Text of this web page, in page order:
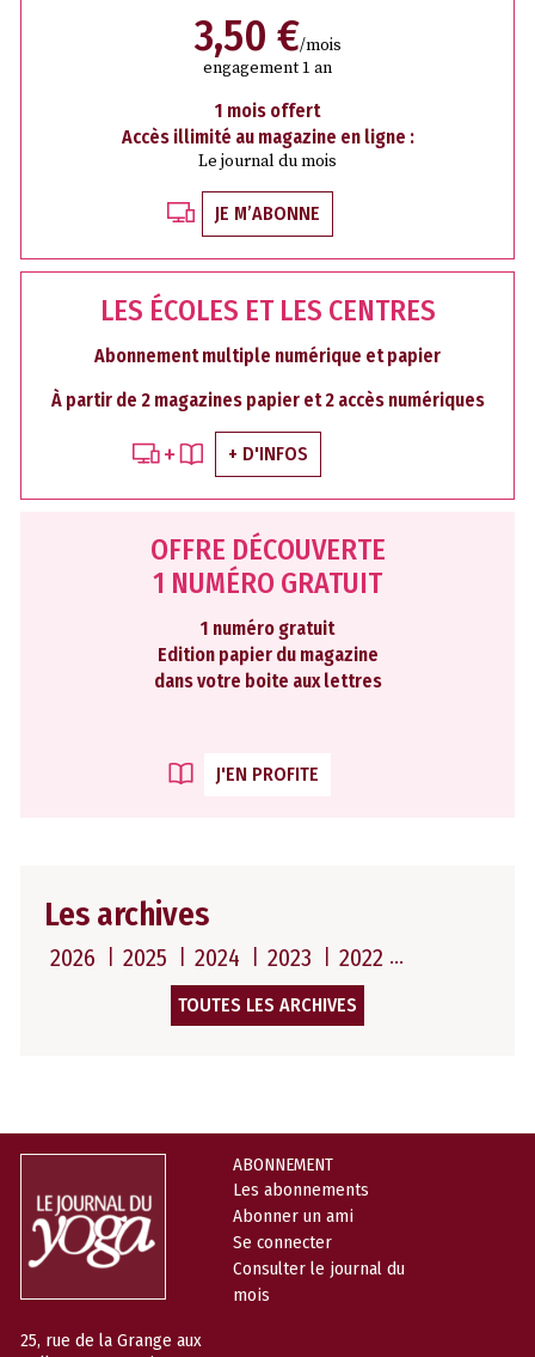
3,50 €/mois
engagement 1 an
1 mois offert
Accès illimité au magazine en ligne :
Le journal du mois
JE M’ABONNE
LES ÉCOLES ET LES CENTRES
Abonnement multiple numérique et papier
À partir de 2 magazines papier et 2 accès numériques
+ D'INFOS
OFFRE DÉCOUVERTE
1 NUMÉRO GRATUIT
1 numéro gratuit
Edition papier du magazine
dans votre boite aux lettres
J'EN PROFITE
Les archives
2026 2025 2024 2023 2022
TOUTES LES ARCHIVES
25, rue de la Grange aux
ABONNEMENT
Les abonnements
Abonner un ami
Se connecter
Consulter le journal du
mois